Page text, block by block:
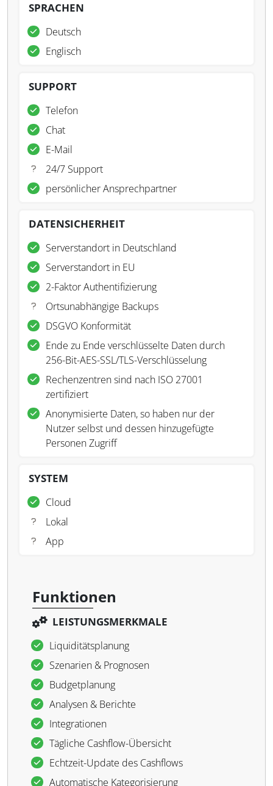
SPRACHEN
Deutsch
Englisch
SUPPORT
Telefon
Chat
E-Mail
24/7 Support
persönlicher Ansprechpartner
DATENSICHERHEIT
Serverstandort in Deutschland
Serverstandort in EU
2-Faktor Authentifizierung
Ortsunabhängige Backups
DSGVO Konformität
Ende zu Ende verschlüsselte Daten durch
256-Bit-AES-SSL/TLS-Verschlüsselung
Rechenzentren sind nach ISO 27001
zertifiziert
Anonymisierte Daten, so haben nur der
Nutzer selbst und dessen hinzugefügte
Personen Zugriff
SYSTEM
Cloud
Lokal
App
Funktionen
LEISTUNGSMERKMALE
Liquiditätsplanung
Szenarien & Prognosen
Budgetplanung
Analysen & Berichte
Integrationen
Tägliche Cashflow-Übersicht
Echtzeit-Update des Cashflows
Automatische Kategorisierung